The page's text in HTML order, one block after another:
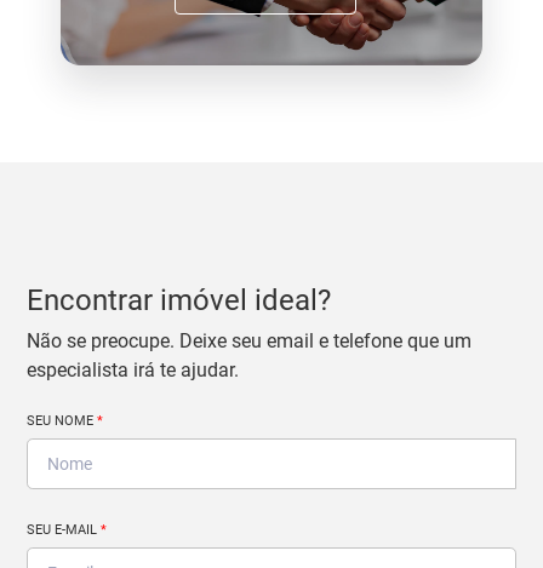
Encontrar imóvel ideal?
Não se preocupe. Deixe seu email e telefone que um
especialista irá te ajudar.
SEU NOME*
SEU E-MAIL*